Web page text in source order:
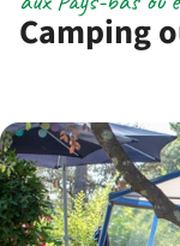
Camping